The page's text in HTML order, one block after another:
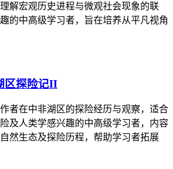
解宏观历史进程与微观社会现象的联
的中高级学习者，旨在培养从平凡视角
区探险记II
者在中非湖区的探险经历与观察，适合
及人类学感兴趣的中高级学习者，内容
然生态及探险历程，帮助学习者拓展